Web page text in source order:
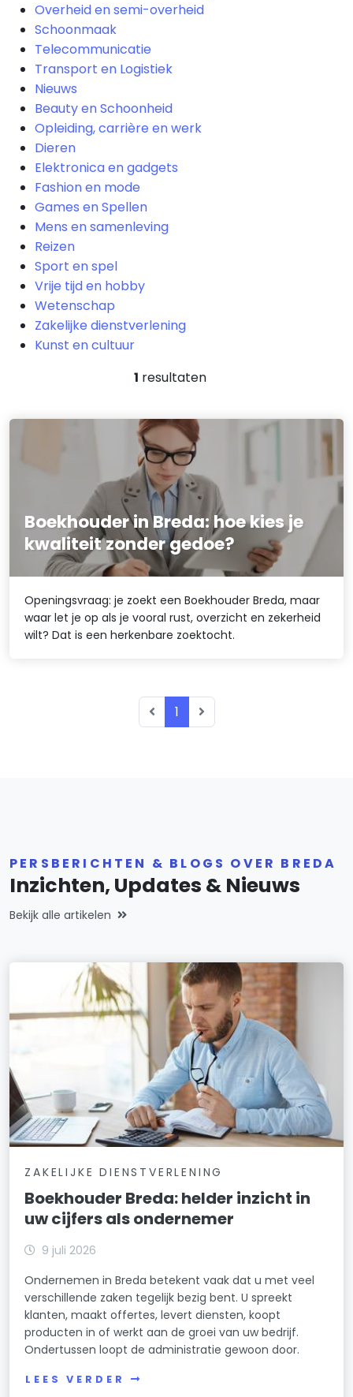
Overheid en semi-overheid
Schoonmaak
Telecommunicatie
Transport en Logistiek
Nieuws
Beauty en Schoonheid
Opleiding, carrière en werk
Dieren
Elektronica en gadgets
Fashion en mode
Games en Spellen
Mens en samenleving
Reizen
Sport en spel
Vrije tijd en hobby
Wetenschap
Zakelijke dienstverlening
Kunst en cultuur
1 resultaten
Boekhouder in Breda: hoe kies je
kwaliteit zonder gedoe?
Openingsvraag: je zoekt een Boekhouder Breda, maar
waar let je op als je vooral rust, overzicht en zekerheid
wilt? Dat is een herkenbare zoektocht.
1
PERSBERICHTEN & BLOGS OVER BREDA
Inzichten, Updates & Nieuws
Bekijk alle artikelen
ZAKELIJKE DIENSTVERLENING
Boekhouder Breda: helder inzicht in
uw cijfers als ondernemer
9 juli 2026
Ondernemen in Breda betekent vaak dat u met veel
verschillende zaken tegelijk bezig bent. U spreekt
klanten, maakt offertes, levert diensten, koopt
producten in of werkt aan de groei van uw bedrijf.
Ondertussen loopt de administratie gewoon door.
LEES VERDER